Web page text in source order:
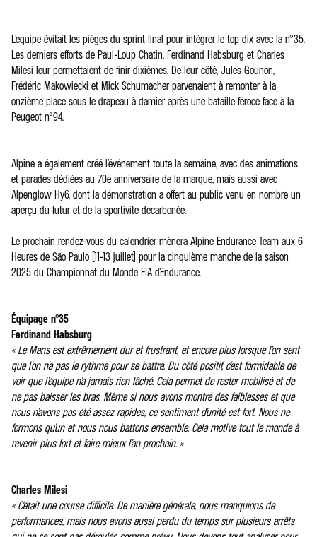
L’équipe évitait les pièges du sprint final pour intégrer le top dix avec la n°35.
Les derniers efforts de Paul-Loup Chatin, Ferdinand Habsburg et Charles
Milesi leur permettaient de finir dixièmes. De leur côté, Jules Gounon,
Frédéric Makowiecki et Mick Schumacher parvenaient à remonter à la
onzième place sous le drapeau à damier après une bataille féroce face à la
Peugeot n°94.
Alpine a également créé l’événement toute la semaine, avec des animations
et parades dédiées au 70e anniversaire de la marque, mais aussi avec
Alpenglow Hy6, dont la démonstration a offert au public venu en nombre un
aperçu du futur et de la sportivité décarbonée.
Le prochain rendez-vous du calendrier mènera Alpine Endurance Team aux 6
Heures de São Paulo (11-13 juillet) pour la cinquième manche de la saison
2025 du Championnat du Monde FIA d’Endurance.
Équipage n°35
Ferdinand Habsburg
« Le Mans est extrêmement dur et frustrant, et encore plus lorsque l’on sent
que l’on n’a pas le rythme pour se battre. Du côté positif, c’est formidable de
voir que l’équipe n’a jamais rien lâché. Cela permet de rester mobilisé et de
ne pas baisser les bras. Même si nous avons montré des faiblesses et que
nous n’avons pas été assez rapides, ce sentiment d’unité est fort. Nous ne
formons qu’un et nous nous battons ensemble. Cela motive tout le monde à
revenir plus fort et faire mieux l’an prochain. »
Charles Milesi
« C’était une course difficile. De manière générale, nous manquions de
performances, mais nous avons aussi perdu du temps sur plusieurs arrêts